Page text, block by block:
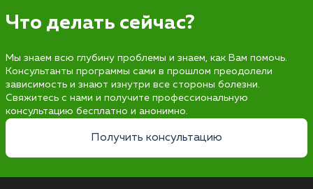
Что делать сейчас?
Мы знаем всю глубину проблемы и знаем, как Вам помочь.
Консультанты программы сами в прошлом преодолели
зависимость и знают изнутри все стороны болезни.
Свяжитесь с нами и получите профессиональную
консультацию бесплатно и анонимно.
Получить консультацию